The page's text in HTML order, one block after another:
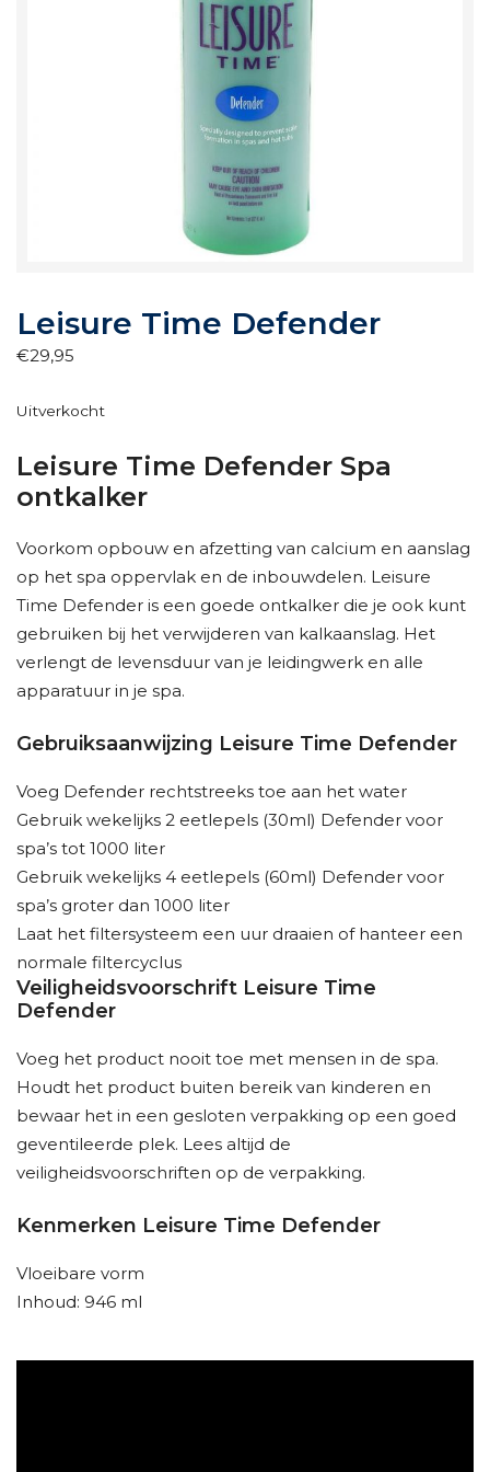
Leisure Time Defender
€29,95
Uitverkocht
Leisure Time Defender Spa
ontkalker
Voorkom opbouw en afzetting van calcium en aanslag
op het spa oppervlak en de inbouwdelen. Leisure
Time Defender is een goede ontkalker die je ook kunt
gebruiken bij het verwijderen van kalkaanslag. Het
verlengt de levensduur van je leidingwerk en alle
apparatuur in je spa.
Gebruiksaanwijzing Leisure Time Defender
Voeg Defender rechtstreeks toe aan het water
Gebruik wekelijks 2 eetlepels (30ml) Defender voor
spa’s tot 1000 liter
Gebruik wekelijks 4 eetlepels (60ml) Defender voor
spa’s groter dan 1000 liter
Laat het filtersysteem een uur draaien of hanteer een
normale filtercyclus
Veiligheidsvoorschrift Leisure Time
Defender
Voeg het product nooit toe met mensen in de spa.
Houdt het product buiten bereik van kinderen en
bewaar het in een gesloten verpakking op een goed
geventileerde plek. Lees altijd de
veiligheidsvoorschriften op de verpakking.
Kenmerken Leisure Time Defender
Vloeibare vorm
Inhoud: 946 ml